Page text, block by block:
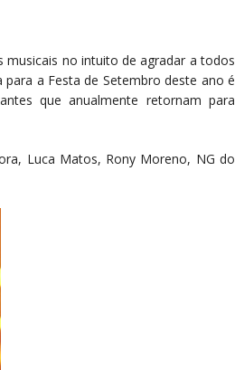
musicais no intuito de agradar a todos
a Festa de Setembro deste ano é
que anualmente retornam para
Luca Matos, Rony Moreno, NG do